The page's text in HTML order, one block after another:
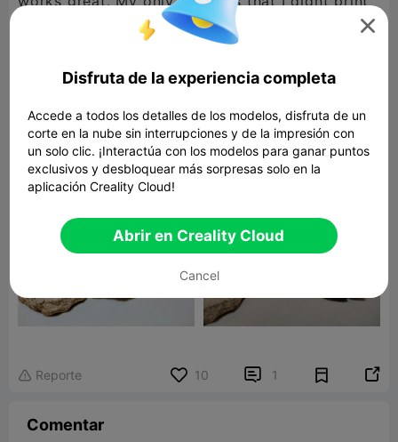
with support and pay more attention to print
quite nicely detailed and worthy of time to do it
So... this one is for the kiddies and Grandpa
gets a mulligan.
 Reporte 10  1 
Comentar

Disfruta de la experiencia completa
Accede a todos los detalles de los modelos, disfruta de un
corte en la nube sin interrupciones y de la impresión con
un solo clic. ¡Interactúa con los modelos para ganar puntos
exclusivos y desbloquear más sorpresas solo en la
aplicación Creality Cloud!
Abrir en Creality Cloud
Cancel